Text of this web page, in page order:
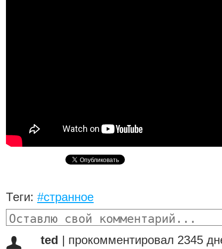
Теги: #странное
ted
прокомментировал 2345